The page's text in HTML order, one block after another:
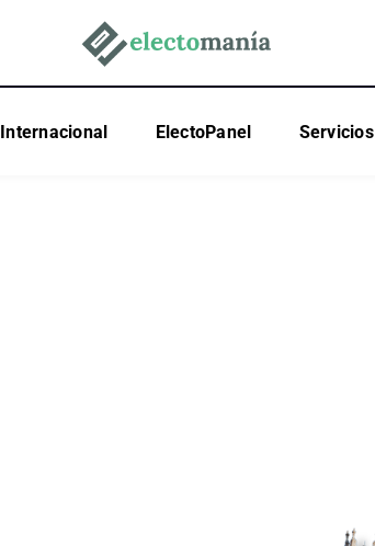
Internacional ElectoPanel Servicios